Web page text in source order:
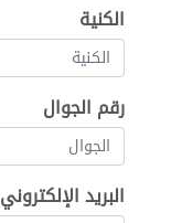
الكنية
رقم الجوال
البريد الإلكتروني